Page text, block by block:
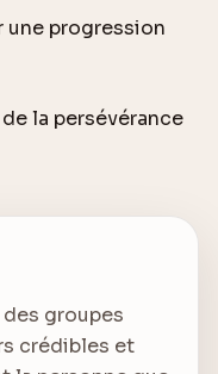
une progression
la persévérance
groupes
crédibles et